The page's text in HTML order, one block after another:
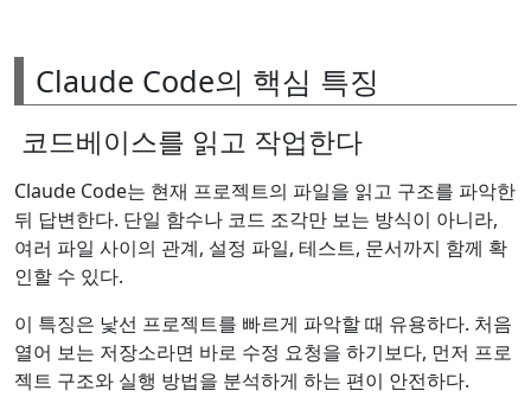
Claude Code의 핵심 특징
코드베이스를 읽고 작업한다
Claude Code는 현재 프로젝트의 파일을 읽고 구조를 파악한
뒤 답변한다. 단일 함수나 코드 조각만 보는 방식이 아니라,
여러 파일 사이의 관계, 설정 파일, 테스트, 문서까지 함께 확
인할 수 있다.
이 특징은 낯선 프로젝트를 빠르게 파악할 때 유용하다. 처음
열어 보는 저장소라면 바로 수정 요청을 하기보다, 먼저 프로
젝트 구조와 실행 방법을 분석하게 하는 편이 안전하다.